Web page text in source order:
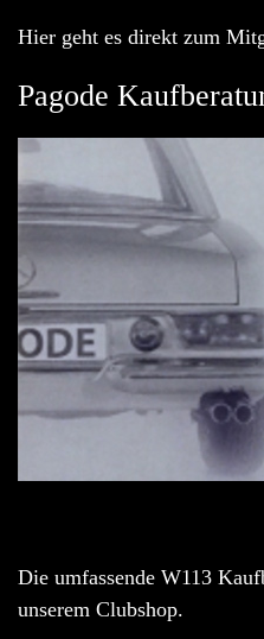
Hier geht es direkt zum
Pagode
Die umfassende W113
unserem Clubshop.